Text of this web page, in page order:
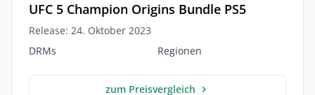
UFC 5 Champion Origins Bundle PS5
Release: 24. Oktober 2023
DRMs
Regionen
zum Preisvergleich